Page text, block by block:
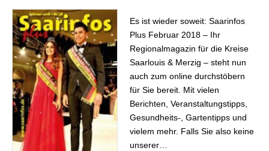
Es ist wieder soweit: Saarinfos
Plus Februar 2018 – Ihr
Regionalmagazin für die Kreise
Saarlouis & Merzig – steht nun
auch zum online durchstöbern
für Sie bereit. Mit vielen
Berichten, Veranstaltungstipps,
Gesundheits-, Gartentipps und
vielem mehr. Falls Sie also keine
unserer…